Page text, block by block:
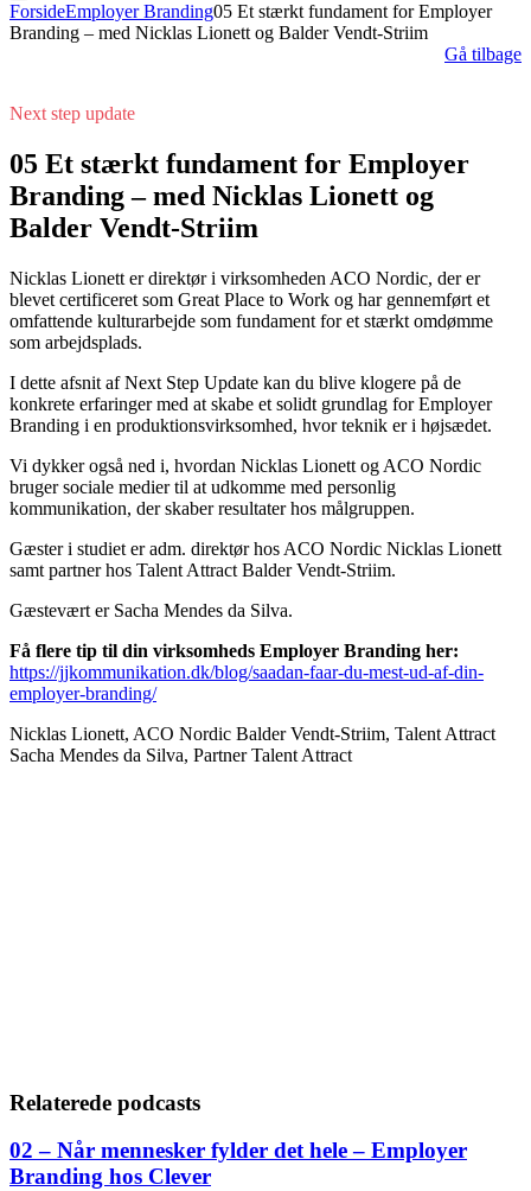
ForsideEmployer Branding05 Et stærkt fundament for Employer
Branding – med Nicklas Lionett og Balder Vendt-Striim
Gå tilbage
Next step update
05 Et stærkt fundament for Employer
Branding – med Nicklas Lionett og
Balder Vendt-Striim
Nicklas Lionett er direktør i virksomheden ACO Nordic, der er
blevet certificeret som Great Place to Work og har gennemført et
omfattende kulturarbejde som fundament for et stærkt omdømme
som arbejdsplads.
I dette afsnit af Next Step Update kan du blive klogere på de
konkrete erfaringer med at skabe et solidt grundlag for Employer
Branding i en produktionsvirksomhed, hvor teknik er i højsædet.
Vi dykker også ned i, hvordan Nicklas Lionett og ACO Nordic
bruger sociale medier til at udkomme med personlig
kommunikation, der skaber resultater hos målgruppen.
Gæster i studiet er adm. direktør hos ACO Nordic Nicklas Lionett
samt partner hos Talent Attract Balder Vendt-Striim.
Gæstevært er Sacha Mendes da Silva.
Få flere tip til din virksomheds Employer Branding her:
https://jjkommunikation.dk/blog/saadan-faar-du-mest-ud-af-din-
employer-branding/
Nicklas Lionett, ACO Nordic Balder Vendt-Striim, Talent Attract
Sacha Mendes da Silva, Partner Talent Attract
Relaterede podcasts
02 – Når mennesker fylder det hele – Employer
Branding hos Clever